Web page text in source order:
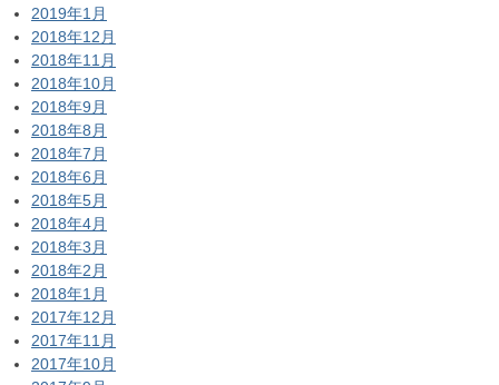
2019年1月
2018年12月
2018年11月
2018年10月
2018年9月
2018年8月
2018年7月
2018年6月
2018年5月
2018年4月
2018年3月
2018年2月
2018年1月
2017年12月
2017年11月
2017年10月